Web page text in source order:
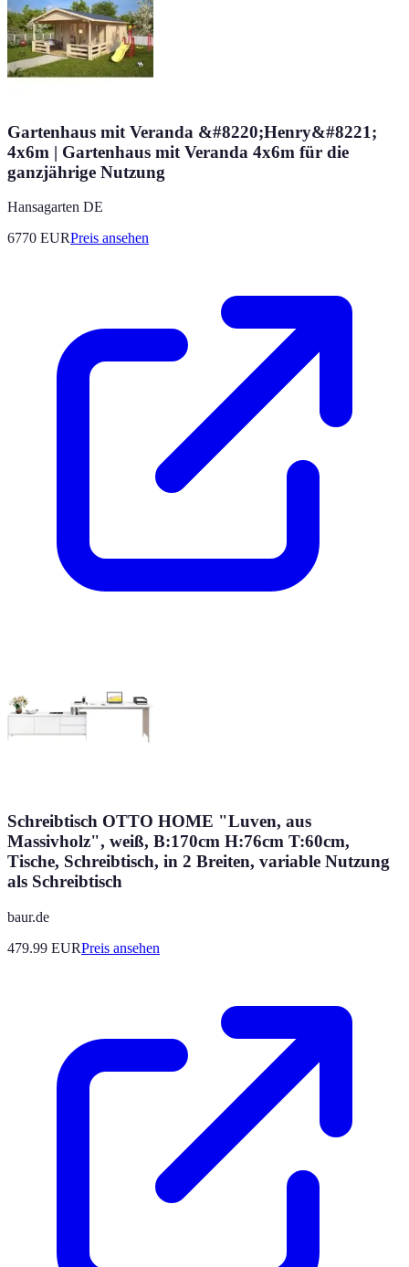
Gartenhaus mit Veranda &#8220;Henry&#8221;
4x6m | Gartenhaus mit Veranda 4x6m für die
ganzjährige Nutzung
Hansagarten DE
6770 EURPreis ansehen
Schreibtisch OTTO HOME "Luven, aus
Massivholz", weiß, B:170cm H:76cm T:60cm,
Tische, Schreibtisch, in 2 Breiten, variable Nutzung
als Schreibtisch
baur.de
479.99 EURPreis ansehen